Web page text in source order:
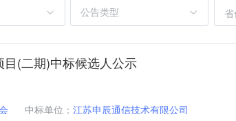
(二期)中标候选人公示
中标单位： 江苏申辰通信技术有限公司